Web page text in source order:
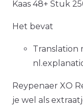
Kaas 48+ Stuk
Het bevat
Translation
Reypenaer XO
je wel als